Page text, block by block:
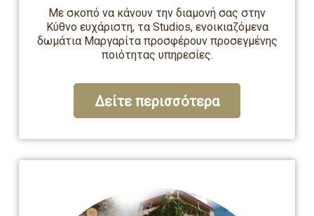
Με σκοπό να κάνουν την διαμονή σας στην
Κύθνο ευχάριστη, τα Studios, ενοικιαζόμενα
δωμάτια Μαργαρίτα προσφέρουν προσεγμένης
ποιότητας υπηρεσίες.
Δείτε περισσότερα